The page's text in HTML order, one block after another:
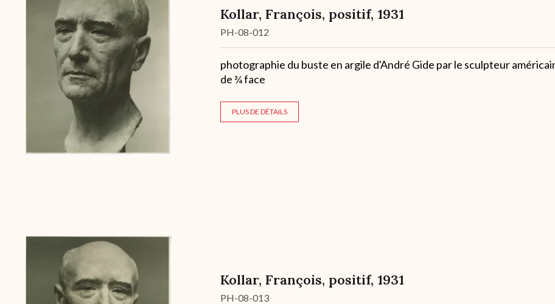
Kollar, François, positif, 1931
Cote
PH-08-012
Description
photographie du buste en argile d'André Gide par le sculpteur
de ¾ face
PLUS DE DÉTAILS
Kollar, François, positif, 1931
Cote
PH-08-013